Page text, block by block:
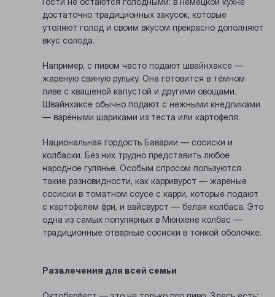
достаточно традиционных закусок, которые
утоляют голод и своим вкусом прекрасно дополняют
вкус солода.
Например, с пивом часто подают швайнхаксе —
жареную свиную рульку. Она готовится в тёмном
пиве с квашеной капустой и другими овощами.
Швайнхаксе обычно подают с нежными кнедликами
— варёными шариками из теста или картофеля.
Национальная гордость Баварии — сосиски и
колбаски. Без них трудно представить любое
народное гулянье. Особым спросом пользуются
такие разновидности, как карривурст — жареные
сосиски в томатном соусе с карри, которые подают
с картофелем фри, и вайсвурст — белая колбаса. Это
одна из самых популярных в Мюнхене колбас —
традиционные отварные сосиски в тонкой оболочке.
Развлечения для всей семьи